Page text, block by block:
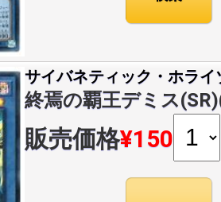
サイバネティック・ホライ
終焉の覇王デミス
販売価格¥150